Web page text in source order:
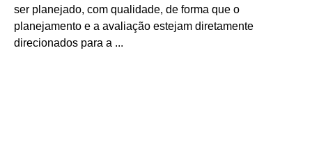
ser planejado, com qualidade, de forma que o
planejamento e a avaliação estejam diretamente
direcionados para a ...